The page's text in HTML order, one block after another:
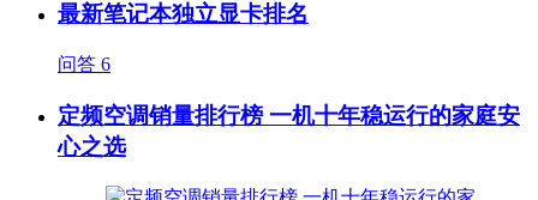
最新笔记本独立显卡排名
问答 6
定频空调销量排行榜 一机十年稳运行的家庭安
心之选